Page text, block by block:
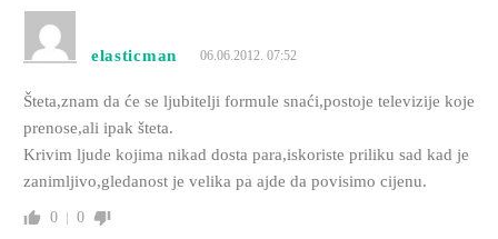
elasticman 06.06.2012. 07:52
Šteta,znam da će se ljubitelji formule snaći,postoje televizije koje
prenose,ali ipak šteta.
Krivim ljude kojima nikad dosta para,iskoriste priliku sad kad je
zanimljivo,gledanost je velika pa ajde da povisimo cijenu.
0 0